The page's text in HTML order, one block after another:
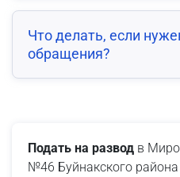
Что делать, если
обращения?
Подать на развод в
№46 Буйнакского